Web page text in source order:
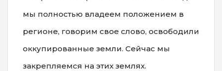
мы полностью владеем положением в
регионе, говорим свое слово, освободили
оккупированные земли. Сейчас мы
закрепляемся на этих землях.